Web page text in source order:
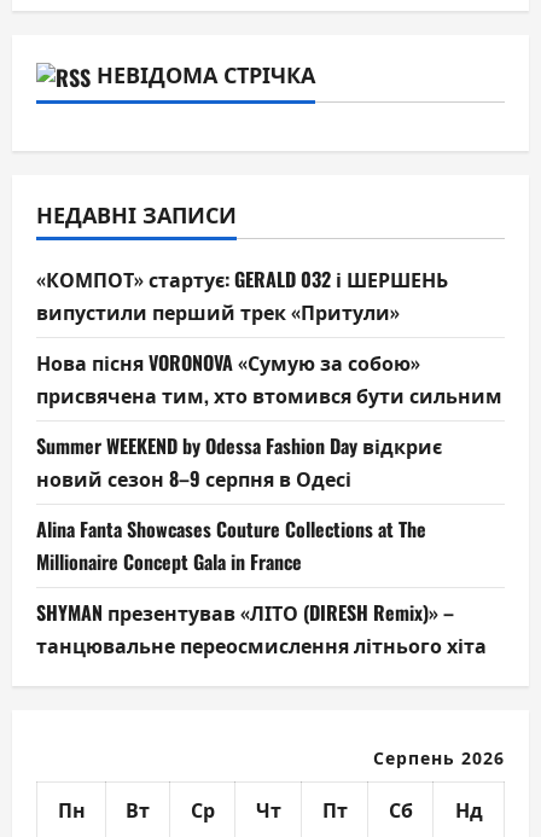
НЕВІДОМА СТРІЧКА
НЕДАВНІ ЗАПИСИ
«КОМПОТ» стартує: GERALD 032 і ШЕРШЕНЬ
випустили перший трек «Притули»
Нова пісня VORONOVA «Сумую за собою»
присвячена тим, хто втомився бути сильним
Summer WEEKEND by Odessa Fashion Day відкриє
новий сезон 8–9 серпня в Одесі
Alina Fanta Showcases Couture Collections at The
Millionaire Concept Gala in France
SHYMAN презентував «ЛІТО (DIRESH Remix)» –
танцювальне переосмислення літнього хіта
Серпень 2026
Пн Вт Ср Чт Пт Сб Нд